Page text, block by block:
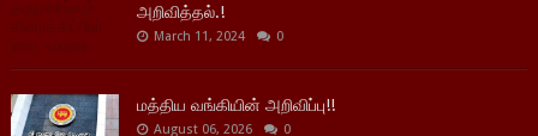
அறிவித்தல்.!
March 11, 2024 0
மத்திய வங்கியின் அறிவிப்பு!!
August 06, 2026 0